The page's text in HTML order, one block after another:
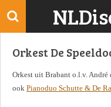
Ga
deOrkest De
Orkest uit Brabant o.l.v.
ook Pianoduo Schutte & De